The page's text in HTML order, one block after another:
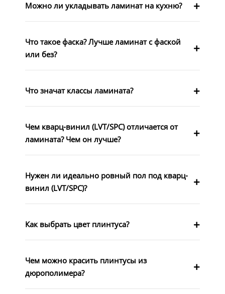
Можно ли укладывать ламинат на кухню?
Что такое фаска? Лучше ламинат с фаской
или без?
Что значат классы ламината?
Чем кварц-винил (LVT/SPC) отличается от
ламината? Чем он лучше?
Нужен ли идеально ровный пол под кварц-
винил (LVT/SPC)?
Как выбрать цвет плинтуса?
Чем можно красить плинтусы из
дюрополимера?